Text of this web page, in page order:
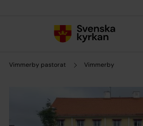
Vimmerby pastorat Vimmerby